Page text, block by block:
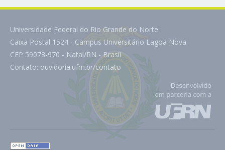
Universidade Federal do Rio Grande do Norte
Caixa Postal 1524 - Campus Universitário Lagoa Nova
CEP 59078-970 - Natal/RN - Brasil
Contato: ouvidoria.ufrn.br/contato